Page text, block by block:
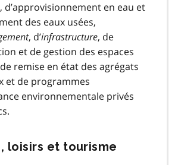
d’approvisionnement en eau et
des eaux usées,
, d’infrastructure, de
et de gestion des espaces
remise en état des agrégats
et de programmes
environnementale privés
loisirs et tourisme